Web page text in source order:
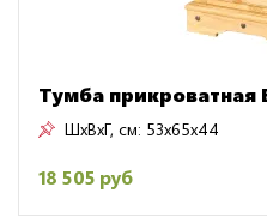
Тумба прикроватная
ШxВxГ, см: 53x65x44
18 505 руб